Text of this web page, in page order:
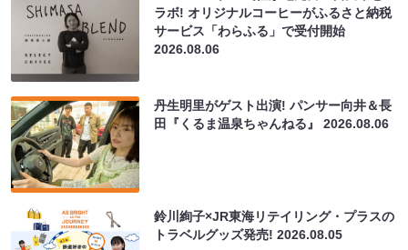
ラボ! オリジナルコーヒーがふるさと納税
サービス「わらふる」で受付開始
2026.08.06
丹生明里がゲスト出演! パンサー向井＆長
田『くるま温泉ちゃんねる』2026.08.06
鈴川絢子×JR東海リテイリング・プラスの
トラベルグッズ発売!2026.08.05